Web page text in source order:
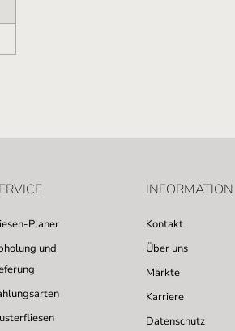
Planer
und
INFORMATION
Kontakt
Über uns
Märkte
Karriere
Datenschutz